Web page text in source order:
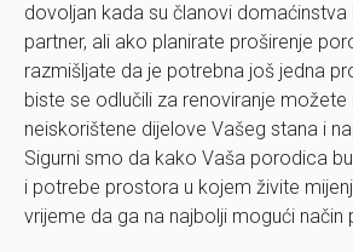
dovoljan kada su članovi domaćinstva
partner, ali ako planirate proširenje
razmišljate da je potrebna još jedna
biste se odlučili za renoviranje možete
neiskorištene dijelove Vašeg stana i
Sigurni smo da kako Vaša porodica
i potrebe prostora u kojem živite
vrijeme da ga na najbolji mogući način